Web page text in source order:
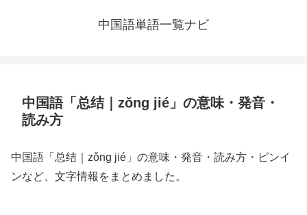
中国語単語一覧ナビ
中国語「总结｜zǒng jié」の意味・発音・
読み方
中国語「总结｜zǒng jié」の意味・発音・読み方・ピンイ
ンなど、文字情報をまとめました。